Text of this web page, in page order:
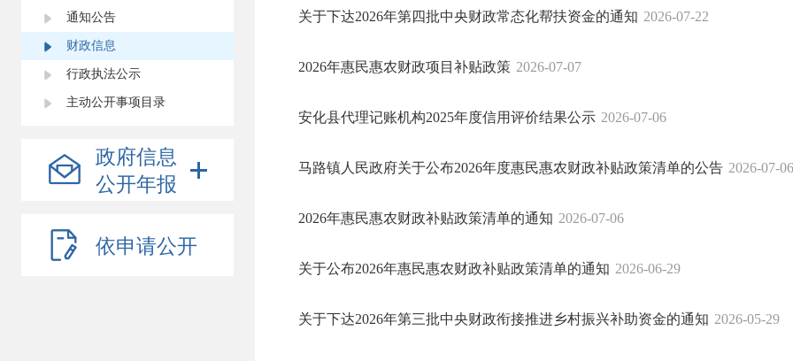
通知公告
财政信息
行政执法公示
主动公开事项目录
政府信息
公开年报
依申请公开
关于下达2026年第四批中央财政常态化帮扶资金的通知 2026-07-22
2026年惠民惠农财政项目补贴政策 2026-07-07
安化县代理记账机构2025年度信用评价结果公示 2026-07-06
马路镇人民政府关于公布2026年度惠民惠农财政补贴政策清单的公告 2026-07-06
2026年惠民惠农财政补贴政策清单的通知 2026-07-06
关于公布2026年惠民惠农财政补贴政策清单的通知 2026-06-29
关于下达2026年第三批中央财政衔接推进乡村振兴补助资金的通知 2026-05-29